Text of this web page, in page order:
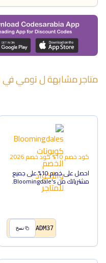
متاجر مشابهة لتوميفي
كود خصم 10% كود خصم2026
احصل على خصم 10% على جميع
مشترياتك من Bloomingdale's.
ADM37 نسخ